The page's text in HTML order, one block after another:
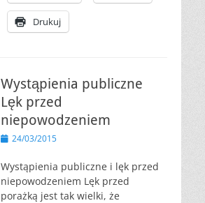
Drukuj
Wystąpienia publiczne
Lęk przed
niepowodzeniem
Opublikowano
24/03/2015
Wystąpienia publiczne i lęk przed
niepowodzeniem Lęk przed
porażką jest tak wielki, że